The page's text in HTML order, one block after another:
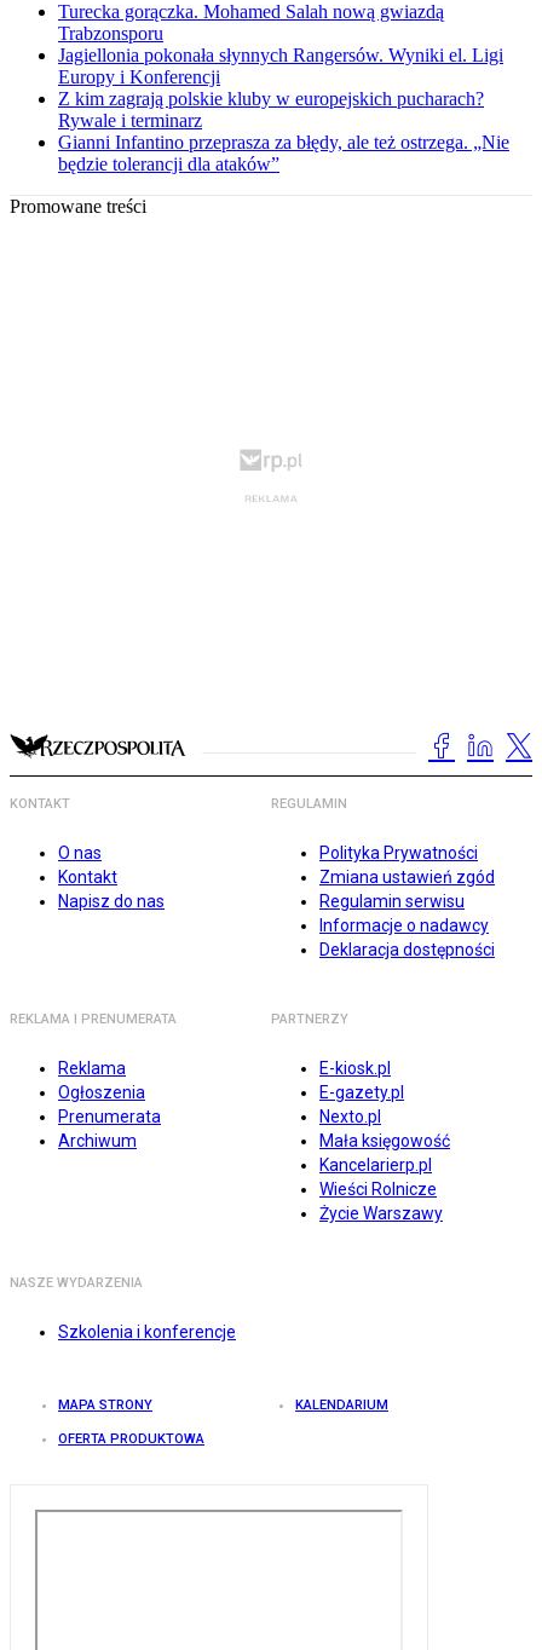
Turecka gorączka. Mohamed Salah nową gwiazdą
Trabzonsporu
Jagiellonia pokonała słynnych Rangersów. Wyniki el. Ligi
Europy i Konferencji
Z kim zagrają polskie kluby w europejskich pucharach?
Rywale i terminarz
Gianni Infantino przeprasza za błędy, ale też ostrzega. „Nie
będzie tolerancji dla ataków”
Promowane treści
KONTAKT
O nas
Kontakt
Napisz do nas
REGULAMIN
Polityka Prywatności
Zmiana ustawień zgód
Regulamin serwisu
Informacje o nadawcy
Deklaracja dostępności
REKLAMA I PRENUMERATA
Reklama
Ogłoszenia
Prenumerata
Archiwum
PARTNERZY
E-kiosk.pl
E-gazety.pl
Nexto.pl
Mała księgowość
Kancelarierp.pl
Wieści Rolnicze
Życie Warszawy
NASZE WYDARZENIA
Szkolenia i konferencje
MAPA STRONY KALENDARIUM
OFERTA PRODUKTOWA